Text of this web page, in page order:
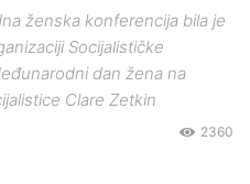
ženska konferencija bila je
Socijalističke
dan žena na
Clare Zetkin
2360